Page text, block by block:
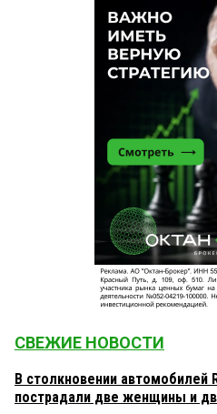
СВЕЖИЕ НОВОСТИ
В столкновении автомобилей
пострадали две женщины и